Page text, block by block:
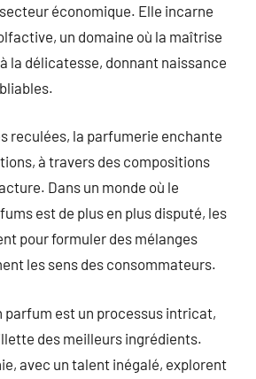
économique. Elle incarne
un domaine où la maîtrise
la délicatesse, donnant naissance
reculées, la parfumerie enchante
à travers des compositions
Dans un monde où le
est de plus en plus disputé, les
pour formuler des mélanges
les sens des consommateurs.
parfum est un processus intricat,
des meilleurs ingrédients.
avec un talent inégalé, explorent